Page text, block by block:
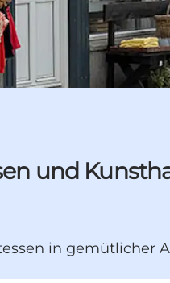
und
in gemütlicher